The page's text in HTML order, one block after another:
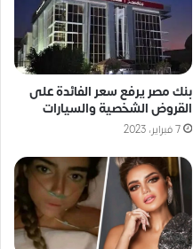
بنك مصر يرفع سعر الفائدة على
القروض الشخصية والسيارات
7 فبراير، 2023